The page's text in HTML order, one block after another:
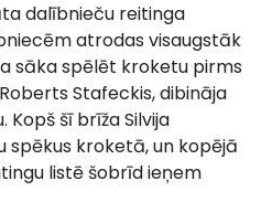
dalībnieču reitinga
atrodas visaugstāk
sāka spēlēt kroketu pirms
Stafeckis, dibināja
šī brīža Silvija
spēkus kroketā, un kopējā
listē šobrīd ieņem